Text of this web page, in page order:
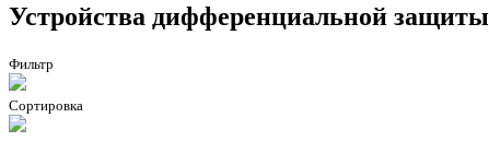
Устройства дифференциальной защиты
Фильтр
Сортировка